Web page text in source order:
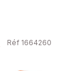
Réf 1664260